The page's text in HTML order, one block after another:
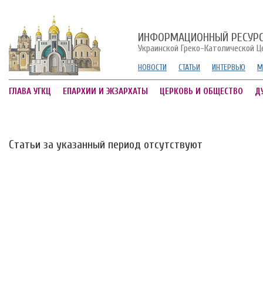
ИНФОРМАЦИОННЫЙ
Украинской Греко-Католической
НОВОСТИ СТАТЬИ ИНТЕРВЬЮ
ГЛАВА УГКЦ ЕПАРХИИ И ЭКЗАРХАТЫ ЦЕРКОВЬ И ОБЩЕСТВО
Статьи за указанный период отсутствуют